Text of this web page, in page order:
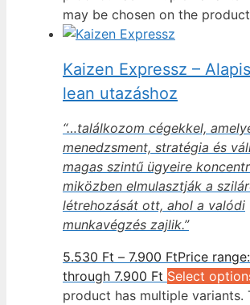
may be chosen on the
Kaizen Expressz –
lean utazáshoz
“…találkozom cégekkel,
menedzsment, stratégia és
magas szintű ügyeire
miközben elmulasztják a
létrehozását ott, ahol a valódi
munkavégzés zajlik.”
5.530 Ft – 7.900 FtPrice
through 7.900 Ft Select
product has multiple variants.